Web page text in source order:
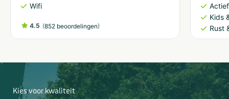
Wifi
4.5 (852 beoordelingen)
Kids
Rust
Kies voor kwaliteit